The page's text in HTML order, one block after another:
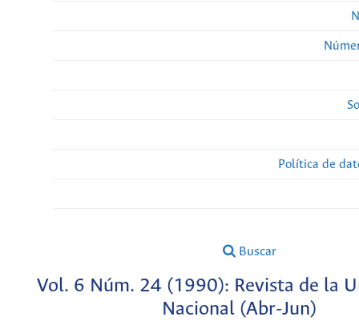
Política de
Buscar
Vol. 6 Núm. 24 (1990): Revista de la
Nacional (Abr-Jun)